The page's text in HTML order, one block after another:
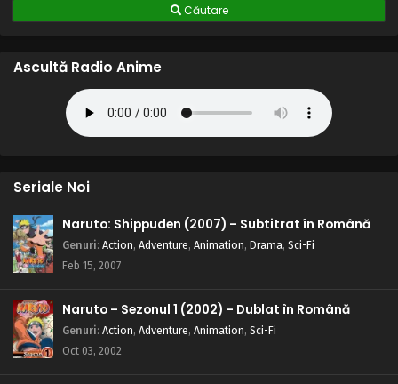
Căutare
Ascultă Radio Anime
Seriale Noi
Naruto: Shippuden (2007) – Subtitrat în Română
Genuri: Action, Adventure, Animation, Drama, Sci-Fi
Feb 15, 2007
Naruto – Sezonul 1 (2002) – Dublat în Română
Genuri: Action, Adventure, Animation, Sci-Fi
Oct 03, 2002